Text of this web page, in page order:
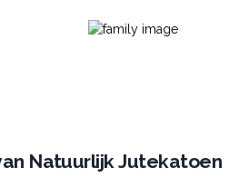
Natuurlijk Jutekatoen